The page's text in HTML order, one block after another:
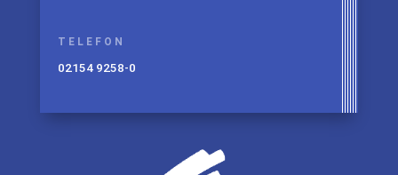
TELEFON
02154 9258-0